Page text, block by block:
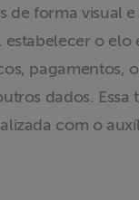
de forma visual e
estabelecer o elo
pagamentos,
dados. Essa
com o